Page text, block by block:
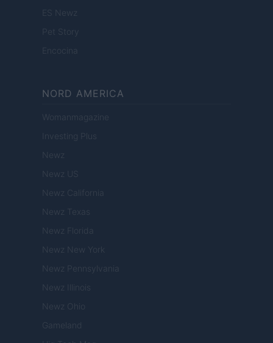
ES Newz
Pet Story
Encocina
NORD AMERICA
Womanmagazine
Investing Plus
Newz
Newz US
Newz California
Newz Texas
Newz Florida
Newz New York
Newz Pennsylvania
Newz Illinois
Newz Ohio
Gameland